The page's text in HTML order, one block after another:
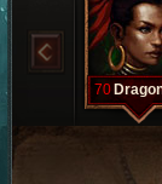
70